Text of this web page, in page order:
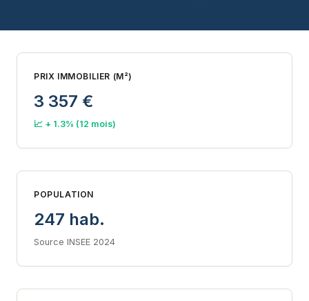
PRIX IMMOBILIER (M²)
3 357 €
📈 + 1.3% (12 mois)
POPULATION
247 hab.
Source INSEE 2024